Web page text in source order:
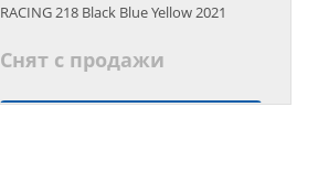
RACING 218 Black Blue Yellow 2021
Снят с продажи